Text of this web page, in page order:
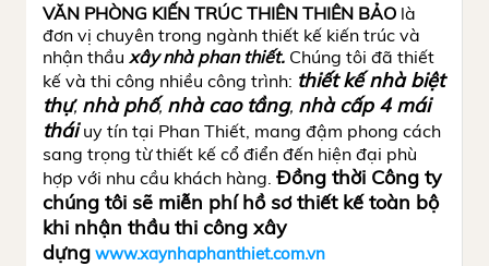
VĂN PHÒNG KIẾN TRÚC THIÊN THIÊN BẢO là
đơn vị chuyên trong ngành thiết kế kiến trúc và
nhận thầu xây nhà phan thiết. Chúng tôi đã thiết
kế và thi công nhiều công trình: thiết kế nhà biệt
thự, nhà phố, nhà cao tầng, nhà cấp 4 mái
tháiuy tín tại Phan Thiết, mang đậm phong cách
sang trọng từ thiết kế cổ điển đến hiện đại phù
hợp với nhu cầu khách hàng. Đồng thời Công ty
chúng tôi sẽ miễn phí hồ sơ thiết kế toàn bộ
khi nhận thầu thi công xây
dựng www.xaynhaphanthiet.com.vn